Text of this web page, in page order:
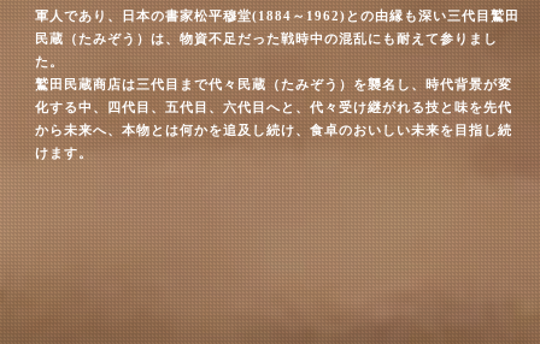
軍人であり、日本の書家松平穆堂(1884～1962)との由縁も深い三代目鷲田
民蔵（たみぞう）は、物資不足だった戦時中の混乱にも耐えて参りまし
た。
鷲田民蔵商店は三代目まで代々民蔵（たみぞう）を襲名し、時代背景が変
化する中、四代目、五代目、六代目へと、代々受け継がれる技と味を先代
から未来へ、本物とは何かを追及し続け、食卓のおいしい未来を目指し続
けます。